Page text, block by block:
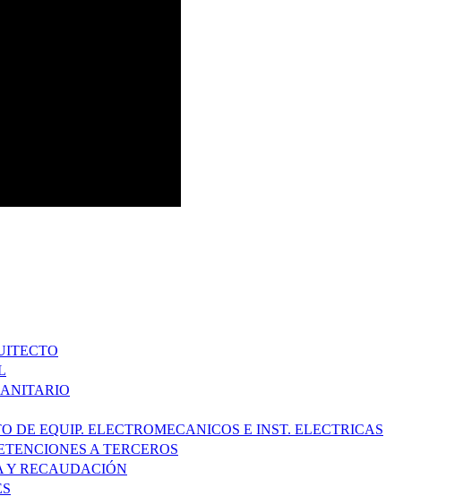
DE EQUIP. ELECTROMECANICOS E INST. ELECTRICAS
A TERCEROS
Y RECAUDACIÓN